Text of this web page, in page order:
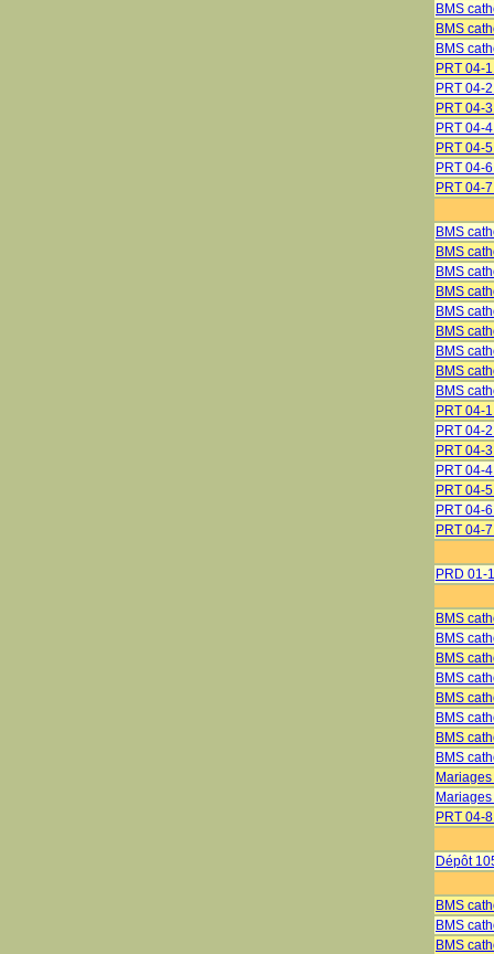
BMS
BMS
BMS
PRT 04-
PRT 04-
PRT 04-
PRT 04-
PRT 04-
PRT 04-
PRT 04-
BMS
BMS
BMS
BMS
BMS
BMS
BMS
BMS
BMS
PRT 04-
PRT 04-
PRT 04-
PRT 04-
PRT 04-
PRT 04-
PRT 04-
PRD 01-
BMS
BMS
BMS
BMS
BMS
BMS
BMS
BMS
PRT 04-
Dépôt
BMS
BMS
BMS